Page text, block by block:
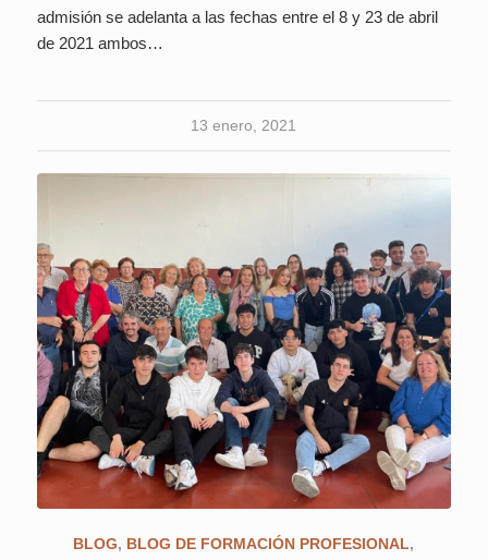
admisión se adelanta a las fechas entre el 8 y 23 de abril
de 2021 ambos…
13 enero, 2021
BLOG, BLOG DE FORMACIÓN PROFESIONAL,